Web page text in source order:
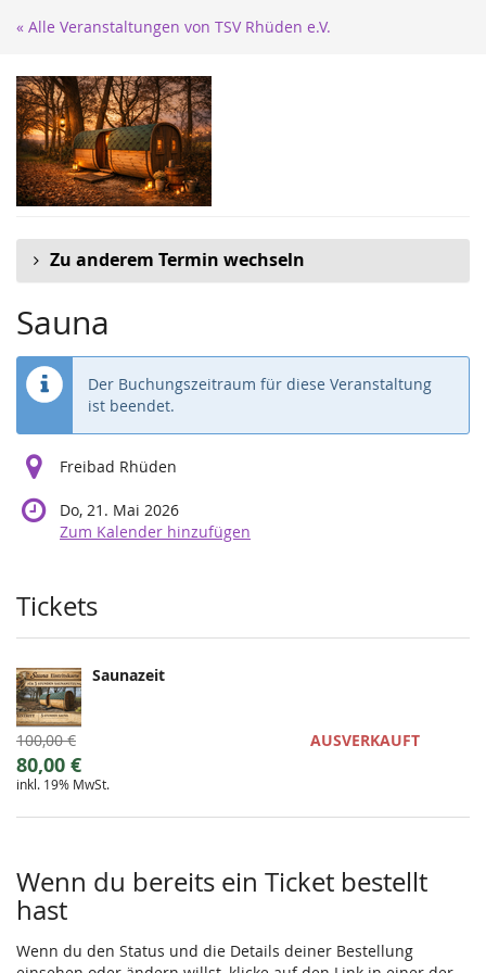
Zum
springen
« Alle Veranstaltungen von TSV Rhüden e.V.
Zu anderem Termin wechseln
Sauna
Der Buchungszeitraum für diese Veranstaltung
ist beendet.
Freibad Rhüden
Do, 21. Mai 2026
Zum Kalender hinzufügen
Produkte
Tickets
Saunazeit
Ursprünglicher
Preis:
100,00 €
Neuer
Preis:
80,00 €
inkl. 19% MwSt.
AUSVERKAUFT
Wenn du bereits ein Ticket bestellt
hast
Wenn du den Status und die Details deiner Bestellung